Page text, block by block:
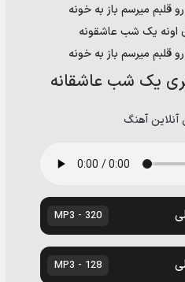
قلبم میرسم باز به خونه
یک شب عاشقونه
قلبم میرسم باز به خونه
یک شب عاشقانه
آهنگ
320 - MP3
128 - MP3